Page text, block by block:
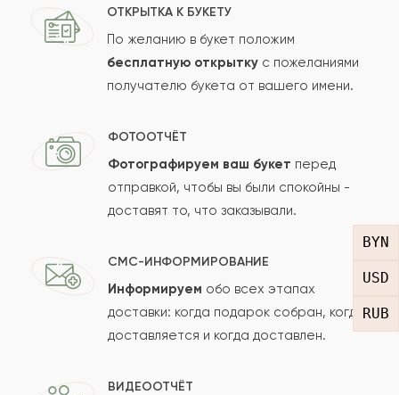
BYN
USD
RUB
Оставить свой отзыв
Ваш e-mail
Рейтинг:
ОТКРЫТКА К БУКЕТУ
По желанию в букет положим
бесплатную открытку с пожеланиями
получателю букета от вашего имени.
ФОТООТЧЁТ
Фотографируем ваш букет перед
отправкой, чтобы вы были спокойны -
доставят то, что заказывали.
СМС-ИНФОРМИРОВАНИЕ
Информируем обо всех этапах
доставки: когда подарок собран, когда
доставляется и когда доставлен.
ВИДЕООТЧЁТ